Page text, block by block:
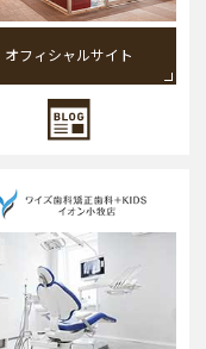
オフィシャルサイト